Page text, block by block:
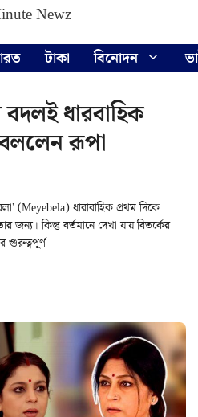
টাকা বিনোদন
বদলই ধারবাহিক
রূপা
(Meyebela) ধারাবাহিক প্রথম দিকে
জন্য। কিন্তু বর্তমানে দেখা যায় বিতর্কের
গুরুত্বপূর্ণ